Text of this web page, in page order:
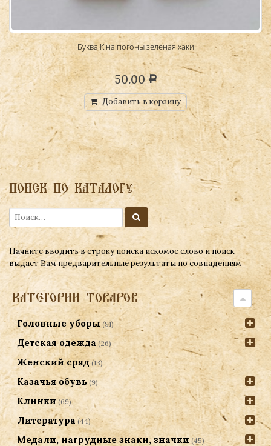
Буква К на погоны зеленая хаки
50.00Р
Добавить в корзину
ПОИСК ПО КАТАЛОГУ
Начните вводить в строку поиска искомое слово и поиск
выдаст Вам предварительные результаты по совпадениям
КАТЕГОРИИ ТОВАРОВ
Головные уборы (91)
Детская одежда (26)
Женский сряд (13)
Казачья обувь (9)
Клинки (69)
Литература (44)
Медали, нагрудные знаки, значки (45)